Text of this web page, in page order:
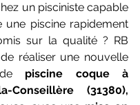
un pisciniste capable
une piscine rapidement
sur la qualité ? RB
réaliser une nouvelle
de piscine coque à
Conseillère (31380),